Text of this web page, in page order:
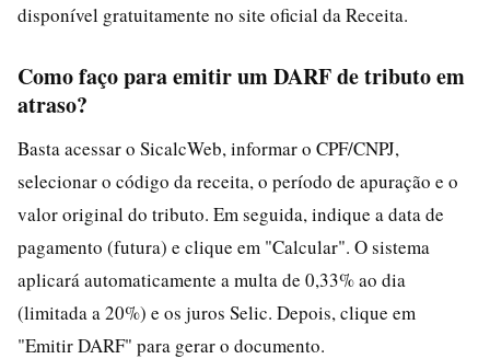
disponível gratuitamente no site oficial da Receita.
Como faço para emitir um DARF de tributo em
atraso?
Basta acessar o SicalcWeb, informar o CPF/CNPJ,
selecionar o código da receita, o período de apuração e o
valor original do tributo. Em seguida, indique a data de
pagamento (futura) e clique em "Calcular". O sistema
aplicará automaticamente a multa de 0,33% ao dia
(limitada a 20%) e os juros Selic. Depois, clique em
"Emitir DARF" para gerar o documento.